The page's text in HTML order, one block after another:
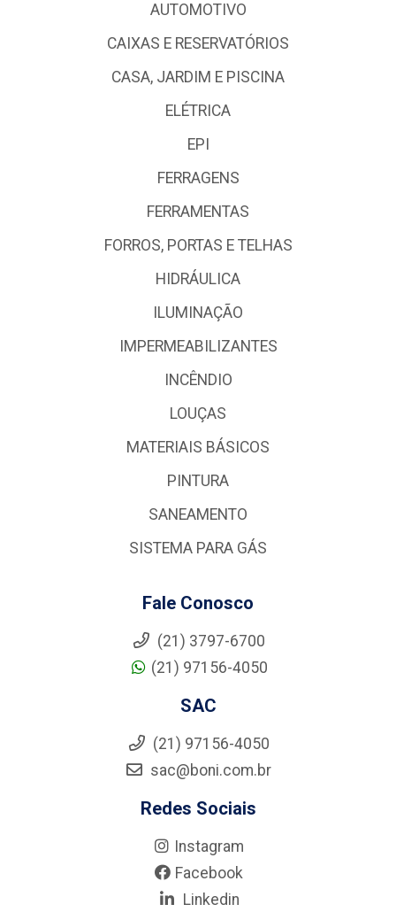
AUTOMOTIVO
CAIXAS E RESERVATÓRIOS
CASA, JARDIM E PISCINA
ELÉTRICA
EPI
FERRAGENS
FERRAMENTAS
FORROS, PORTAS E TELHAS
HIDRÁULICA
ILUMINAÇÃO
IMPERMEABILIZANTES
INCÊNDIO
LOUÇAS
MATERIAIS BÁSICOS
PINTURA
SANEAMENTO
SISTEMA PARA GÁS
Fale Conosco
(21) 3797-6700
(21) 97156-4050
SAC
(21) 97156-4050
sac@boni.com.br
Redes Sociais
Instagram
Facebook
Linkedin